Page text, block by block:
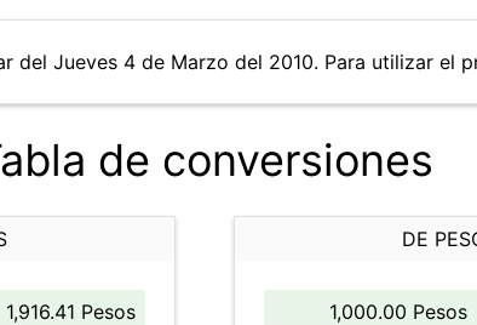
del Jueves 4 de Marzo del 2010. Para utilizar el
de conversiones
1,916.41 Pesos
DE
1,000.00 Pesos